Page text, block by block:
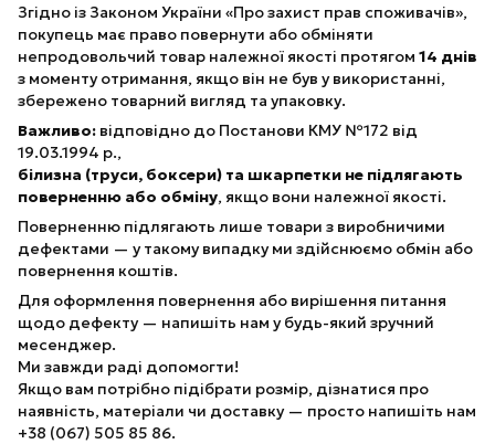
Згідно із Законом України «Про захист прав споживачів»,
покупець має право повернути або обміняти
непродовольчий товар належної якості протягом 14 днів
з моменту отримання, якщо він не був у використанні,
збережено товарний вигляд та упаковку.
Важливо: відповідно до Постанови КМУ №172 від
19.03.1994 р.,
білизна (труси, боксери) та шкарпетки не підлягають
поверненню або обміну, якщо вони належної якості.
Поверненню підлягають лише товари з виробничими
дефектами — у такому випадку ми здійснюємо обмін або
повернення коштів.
Для оформлення повернення або вирішення питання
щодо дефекту — напишіть нам у будь-який зручний
месенджер.
Ми завжди раді допомогти!
Якщо вам потрібно підібрати розмір, дізнатися про
наявність, матеріали чи доставку — просто напишіть нам
+38 (067) 505 85 86.